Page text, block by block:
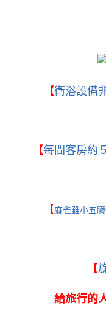
【衛浴設備
【每間客房約
【麻雀雖小五
【
給旅行的